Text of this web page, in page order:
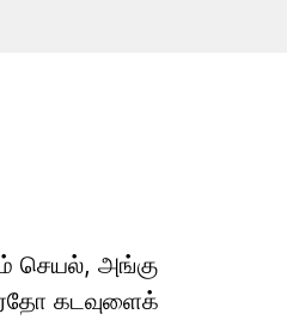
செயல், அங்கு
ஏதோ கடவுளைக்